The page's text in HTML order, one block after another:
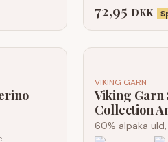
72,95 DKK
VIKING GARN
Viking Garn
Collection
60% alpaka